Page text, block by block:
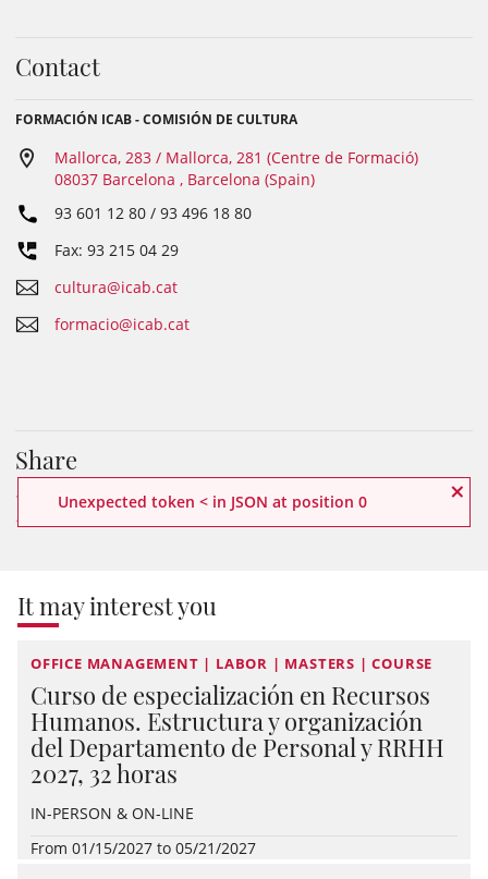
Contact
FORMACIÓN ICAB - COMISIÓN DE CULTURA
Mallorca, 283 / Mallorca, 281 (Centre de Formació)
08037 Barcelona , Barcelona (Spain)
93 601 12 80 / 93 496 18 80
Fax: 93 215 04 29
cultura@icab.cat
formacio@icab.cat
Share
It may interest you
OFFICE MANAGEMENT | LABOR | MASTERS | COURSE
Curso de especialización en Recursos
Humanos. Estructura y organización
del Departamento de Personal y RRHH
2027, 32 horas
IN-PERSON & ON-LINE
From 01/15/2027 to 05/21/2027
Unexpected token < in JSON at position 0 ×